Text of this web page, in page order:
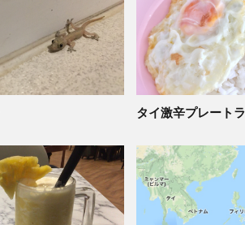
タイ激辛プレート